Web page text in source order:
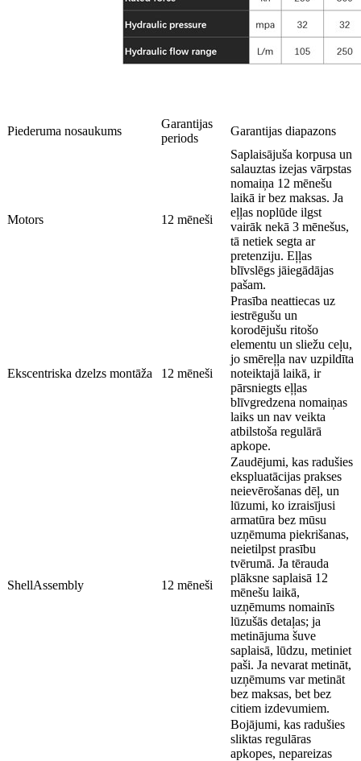
Piederuma nosaukums
Garantijas
periods
Garantijas diapazons
Motors 12 mēneši
Saplaisājuša korpusa un
salauztas izejas vārpstas
nomaiņa 12 mēnešu
laikā ir bez maksas. Ja
eļļas noplūde ilgst
vairāk nekā 3 mēnešus,
tā netiek segta ar
pretenziju. Eļļas
blīvslēgs jāiegādājas
pašam.
Ekscentriska dzelzs montāža 12 mēneši
Prasība neattiecas uz
iestrēgušu un
korodējušu ritošo
elementu un sliežu ceļu,
jo smēreļļa nav uzpildīta
noteiktajā laikā, ir
pārsniegts eļļas
blīvgredzena nomaiņas
laiks un nav veikta
atbilstoša regulārā
apkope.
ShellAssembly 12 mēneši
Zaudējumi, kas radušies
ekspluatācijas prakses
neievērošanas dēļ, un
lūzumi, ko izraisījusi
armatūra bez mūsu
uzņēmuma piekrišanas,
neietilpst prasību
tvērumā. Ja tērauda
plāksne saplaisā 12
mēnešu laikā,
uzņēmums nomainīs
lūzušās detaļas; ja
metinājuma šuve
saplaisā, lūdzu, metiniet
paši. Ja nevarat metināt,
uzņēmums var metināt
bez maksas, bet bez
citiem izdevumiem.
Bojājumi, kas radušies
sliktas regulāras
apkopes, nepareizas